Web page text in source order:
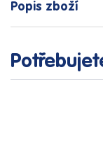
Popis zboží